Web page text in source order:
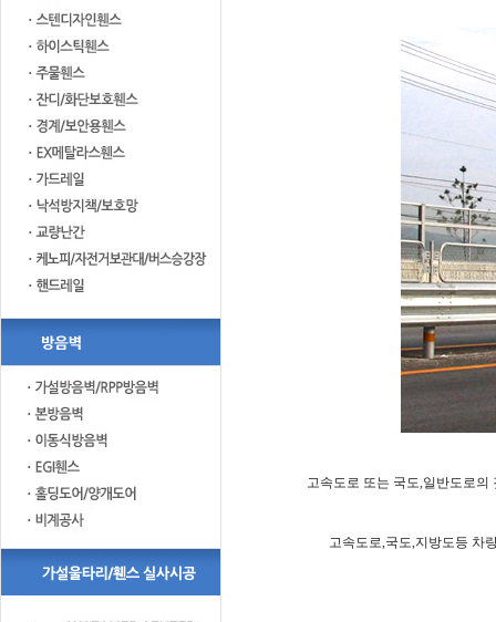
고속도로 또는 국도,일반도로
고속도로,국도,지방도등 차